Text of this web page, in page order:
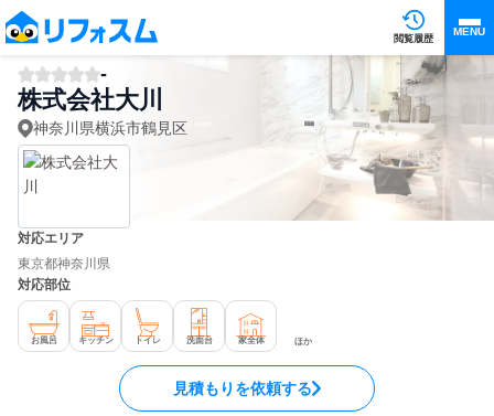
閲覧履歴
MENU
-
株式会社大川
神奈川県横浜市鶴見区
対応エリア
東京都神奈川県
対応部位
お風呂 キッチン トイレ 洗面台 家全体 ほか
見積もりを依頼する